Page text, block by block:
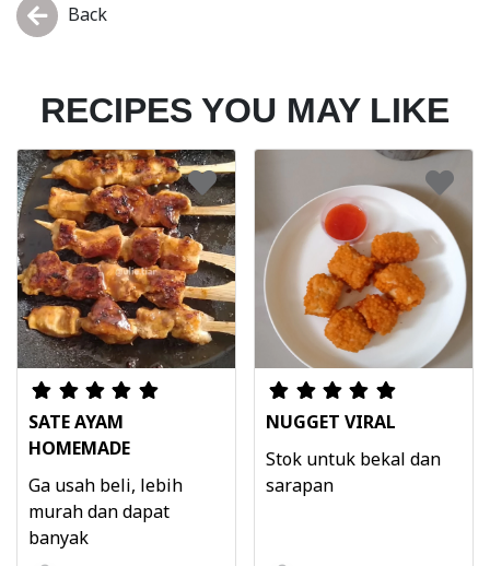
Back
RECIPES YOU MAY LIKE
SATE AYAM
HOMEMADE
Ga usah beli, lebih
murah dan dapat
banyak
NUGGET VIRAL
Stok untuk bekal dan
sarapan